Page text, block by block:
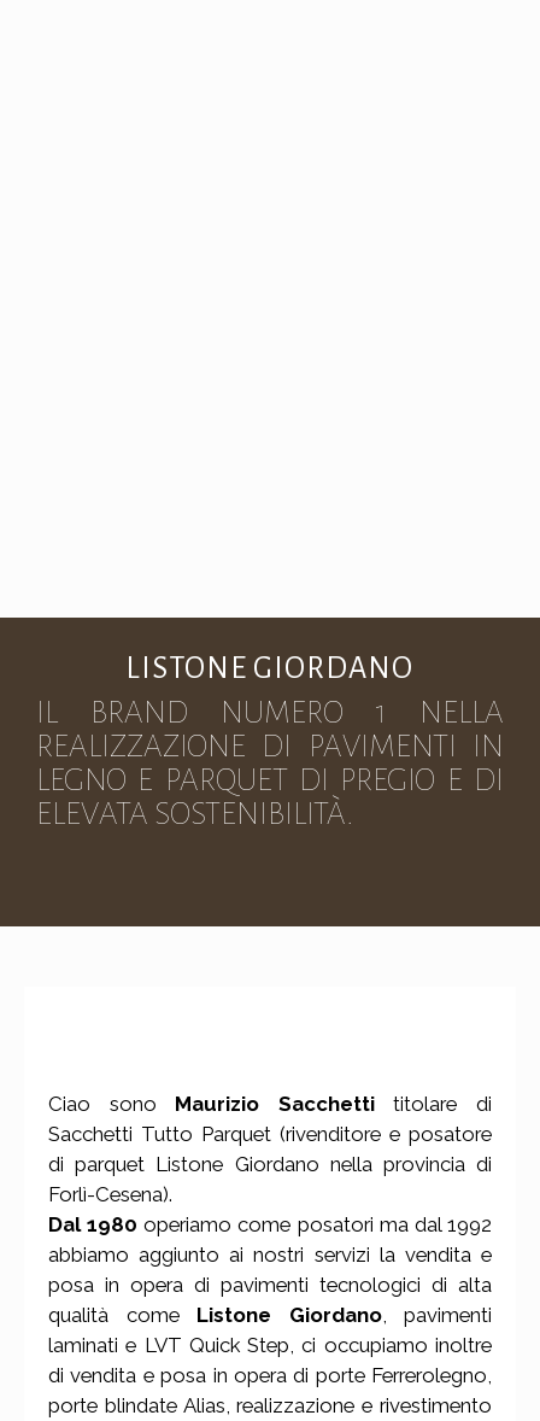
LISTONE GIORDANO
IL BRAND NUMERO 1 NELLA
REALIZZAZIONE DI PAVIMENTI IN
LEGNO E PARQUET DI PREGIO E DI
ELEVATA SOSTENIBILITÀ.
Ciao sono Maurizio Sacchettititolare di
Sacchetti Tutto Parquet (rivenditore e posatore
di parquet Listone Giordano nella provincia di
Forlì-Cesena).
Dal 1980 operiamo come posatori ma dal 1992
abbiamo aggiunto ai nostri servizi la vendita e
posa in opera di pavimenti tecnologici di alta
qualità come Listone Giordano, pavimenti
laminati e LVT Quick Step, ci occupiamo inoltre
di vendita e posa in opera di porte Ferrerolegno,
porte blindate Alias, realizzazione e rivestimento